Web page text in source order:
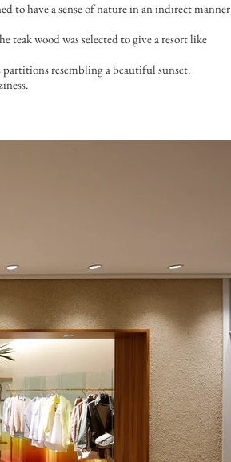
to have a sense of nature in an indirect manner
teak wood was selected to give a resort like
partitions resembling a beautiful sunset.